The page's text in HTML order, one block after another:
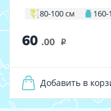
80-100 см 160-
60 .00 i
Добавить в